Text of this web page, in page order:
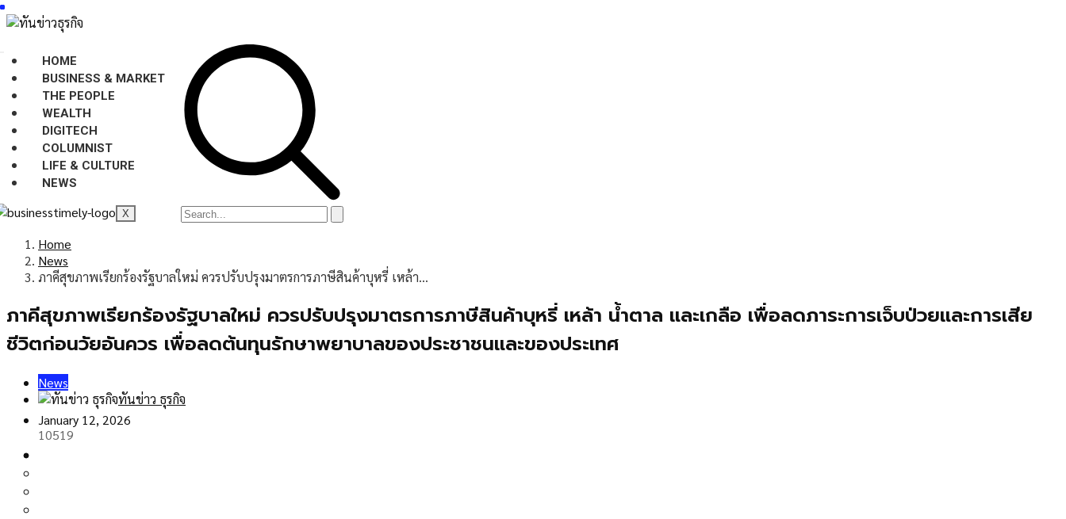
HOME
BUSINESS & MARKET
THE PEOPLE
WEALTH
DIGITECH
COLUMNIST
LIFE & CULTURE
NEWS
X
Home
News
ภาคีสุขภาพเรียกร้องรัฐบาลใหม่ ควรปรับปรุงมาตรการภาษีสินค้าบุหรี่ เหล้า…
ภาคีสุขภาพเรียกร้องรัฐบาลใหม่ ควรปรับปรุงมาตรการภาษีสินค้าบุหรี่ เหล้า น้ำตาล และเกลือ เพื่อลดภาระการเจ็บป่วยและการเสีย
ชีวิตก่อนวัยอันควร เพื่อลดต้นทุนรักษาพยาบาลของประชาชนและของประเทศ
News
ทันข่าว ธุรกิจ
January 12, 2026
10519